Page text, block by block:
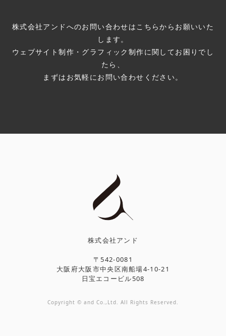
株式会社アンドへのお問い合わせはこちらからお願いいた
します。
ウェブサイト制作・グラフィック制作に関してお困りでし
たら、
まずはお気軽にお問い合わせください。
株式会社アンド
〒542-0081
大阪府大阪市中央区南船場4-10-21
日宝エコービル508
Copyright © and Co.,Ltd. All Rights Reserved.